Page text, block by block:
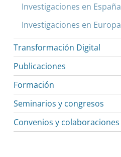
Investigaciones en España
Investigaciones en Europa
Transformación Digital
Publicaciones
Formación
Seminarios y congresos
Convenios y colaboraciones